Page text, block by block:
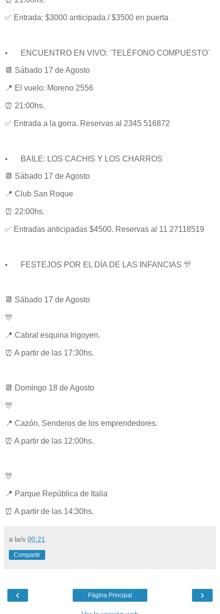
✅ Entrada: $3000 anticipada / $3500 en puerta
• ENCUENTRO EN VIVO: ¨TELÉFONO COMPUESTO¨
📆 Sábado 17 de Agosto
📍 El vuelo: Moreno 2556
⏰ 21:00hs.
✅ Entrada a la gorra. Reservas al 2345 516872
• BAILE: LOS CACHIS Y LOS CHARROS
📆 Sábado 17 de Agosto
📍 Club San Roque
⏰ 22:00hs.
✅ Entradas anticipadas $4500. Reservas al 11 27118519
• FESTEJOS POR EL DÍA DE LAS INFANCIAS 🎊
📆 Sábado 17 de Agosto
🎊
📍 Cabral esquina Irigoyen.
⏰ A partir de las 17:30hs.
📆 Domingo 18 de Agosto
🎊
📍 Cazón, Senderos de los emprendedores.
⏰ A partir de las 12:00hs.
🎊
📍 Parque República de Italia
⏰ A partir de las 14:30hs.
a la/s 00:21
Compartir
‹ ›
Página Principal